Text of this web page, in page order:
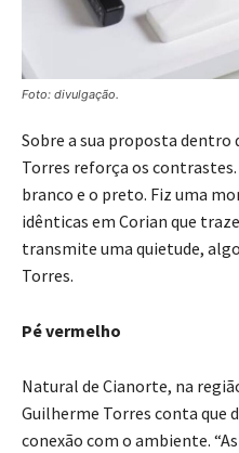
Foto: divulgação.
Sobre a sua proposta dentro
Torres reforça os contrastes.
branco e o preto. Fiz uma
idênticas em Corian que
transmite uma quietude,
Torres.
Pé vermelho
Natural de Cianorte, na
Guilherme Torres conta que
conexão com o ambiente.